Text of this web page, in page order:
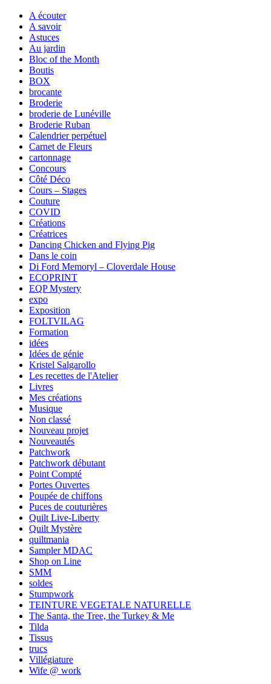
A écouter
A savoir
Astuces
Au jardin
Bloc of the Month
Boutis
BOX
brocante
Broderie
broderie de Lunéville
Broderie Ruban
Calendrier perpétuel
Carnet de Fleurs
cartonnage
Concours
Côté Déco
Cours – Stages
Couture
COVID
Créations
Créatrices
Dancing Chicken and Flying Pig
Dans le coin
Di Ford Memoryl – Cloverdale House
ECOPRINT
EQP Mystery
expo
Exposition
FOLTVILAG
Formation
idées
Idées de génie
Kristel Salgarollo
Les recettes de l'Atelier
Livres
Mes créations
Musique
Non classé
Nouveau projet
Nouveautés
Patchwork
Patchwork débutant
Point Compté
Portes Ouvertes
Poupée de chiffons
Puces de couturières
Quilt Live-Liberty
Quilt Mystère
quiltmania
Sampler MDAC
Shop on Line
SMM
soldes
Stumpwork
TEINTURE VEGETALE NATURELLE
The Santa, the Tree, the Turkey & Me
Tilda
Tissus
trucs
Villégiature
Wife @ work